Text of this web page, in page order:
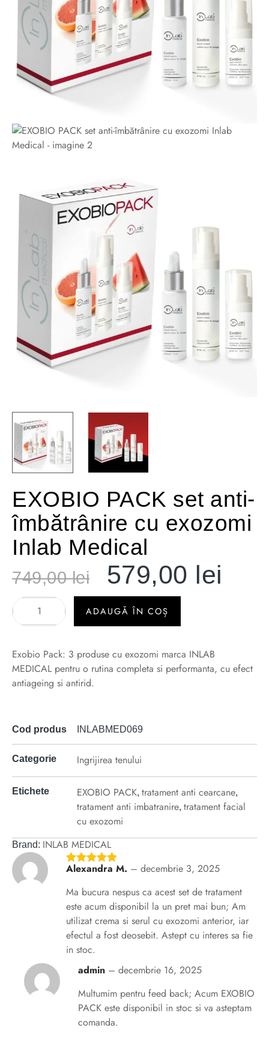
EXOBIO PACK set anti-
îmbătrânire cu exozomi
Inlab Medical
749,00lei 579,00 lei
ADAUGĂ ÎN COȘ
Exobio Pack: 3 produse cu exozomi marca INLAB
MEDICAL pentru o rutina completa si performanta, cu efect
antiageing si antirid.
Cod produs INLABMED069
Categorie Ingrijirea tenului
Etichete EXOBIO PACK, tratament anti cearcane,
tratament anti imbatranire, tratament facial
cu exozomi
Brand: INLAB MEDICAL
Alexandra M. – decembrie 3, 2025
Ma bucura nespus ca acest set de tratament
este acum disponibil la un pret mai bun; Am
utilizat crema si serul cu exozomi anterior, iar
efectul a fost deosebit. Astept cu interes sa fie
in stoc.
admin – decembrie 16, 2025
Multumim pentru feed back; Acum EXOBIO
PACK este disponibil in stoc si va asteptam
comanda.